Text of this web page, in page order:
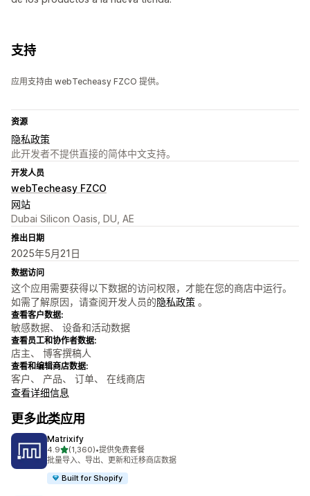
支持
应用支持由 webTecheasy FZCO 提供。
资源
隐私政策
此开发者不提供直接的简体中文支持。
开发人员
webTecheasy FZCO
网站
Dubai Silicon Oasis, DU, AE
推出日期
2025年5月21日
数据访问
这个应用需要获得以下数据的访问权限，才能在您的商店中运行。
如需了解原因，请查阅开发人员的隐私政策 。
查看客户数据:
敏感数据、 设备和活动数据
查看员工和协作者数据:
店主、 博客撰稿人
查看和编辑商店数据:
客户、 产品、 订单、 在线商店
查看详细信息
更多此类应用
Matrixify
4.9星（满分 5 星）
(1,360)
总共 1360 条评论
•提供免费套餐
批量导入、导出、更新和迁移商店数据
Built for Shopify